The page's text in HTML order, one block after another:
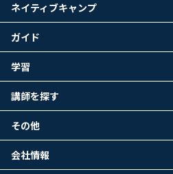
ネイティブキャンプ
ガイド
学習
講師を探す
その他
会社情報